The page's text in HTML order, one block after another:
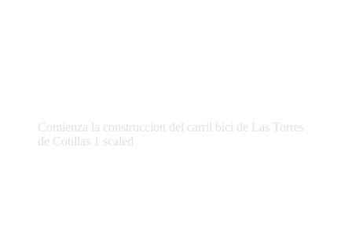
Comienza la construccion del carril bici de Las Torres
de Cotillas 1 scaled